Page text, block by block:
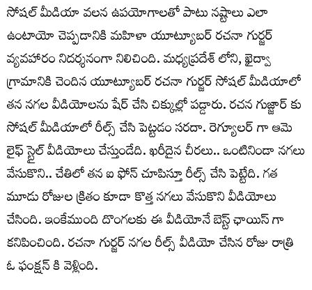
సోషల్ మీడియా వలన ఉపయోగాలతో పాటు నష్టాలు ఎలా
ఉంటాయో చెప్పడానికి మహిళా యూట్యూబర్ రచనా గుర్జర్
వ్యవహారం నిదర్శనంగా నిలిచింది. మధ్యప్రదేశ్ లోని, ఖైద్వా
గ్రామానికి చెందిన యూట్యూబర్ రచనా గుర్జర్ సోషల్ మీడియాలో
తన నగల వీడియోలను షేర్ చేసి చిక్కుల్లో పడ్డారు. రచన గుజ్జార్ కు
సోషల్ మీడియాలో రీల్స్ చేసి పెట్టడం సరదా. రెగ్యూలర్ గా ఆమె
లైఫ్ స్టైల్ వీడియోలు చేస్తుండేది. ఖరీదైన చీరలు.. ఒంటినిండా నగలు
వేసుకొని.. చేతిలో తన ఐ ఫోన్ చూపిస్తూ రీల్స్ చేసి పెట్టేది. గత
మూడు రోజుల క్రితం కూడా కొత్త నగలు వేసుకొని వీడియోలు
చేసింది. ఇంకేముంది దొంగలకు ఈ వీడియోనే బెస్ట్ ఛాయిస్ గా
కనిపించింది. రచనా గుర్జర్ నగల రీల్స్ వీడియో చేసిన రోజు రాత్రి
ఓ ఫంక్షన్ కి వెళ్లింది.